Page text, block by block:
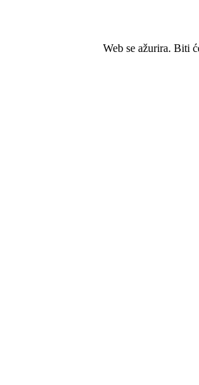
Web se ažurira. Biti